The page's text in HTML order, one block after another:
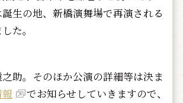
生の地、新橋演舞場で再演される
た。
助。そのほか公演の詳細等は決ま
でお知らせしていきますので、